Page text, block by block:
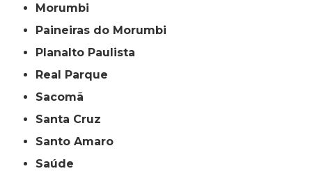
Morumbi
Paineiras do Morumbi
Planalto Paulista
Real Parque
Sacomã
Santa Cruz
Santo Amaro
Saúde